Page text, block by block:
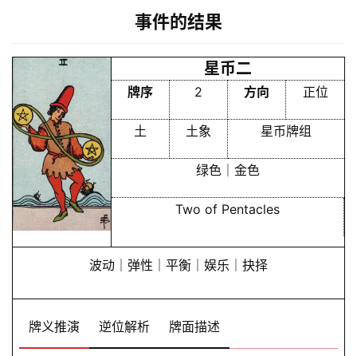
事件的结果
星币二
牌序 2 方向 正位
土 土象 星币牌组
绿色｜金色
Two of Pentacles
波动｜弹性｜平衡｜娱乐｜抉择
牌义推演 逆位解析 牌面描述